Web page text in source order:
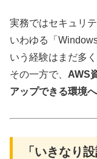
実務ではセキュリ
いわゆる「
いう経験はまだ多
その一方で、 AWS
アップできる環境
「いきなり